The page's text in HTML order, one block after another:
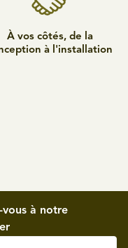
À vos côtés, de la
à l'installation
vous à notre